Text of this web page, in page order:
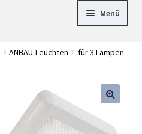
Menü
► LED Panel
►
Downlights
Deckenleuch
ten
Außenleucht
en
► LED
Streifen
► Zubehör
►
ANBAU-Leuchten
für 3 Lampen